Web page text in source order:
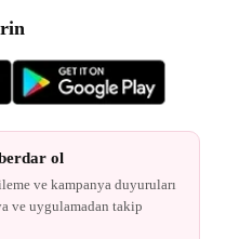
ol
ve kampanya duyuruları
ve uygulamadan takip